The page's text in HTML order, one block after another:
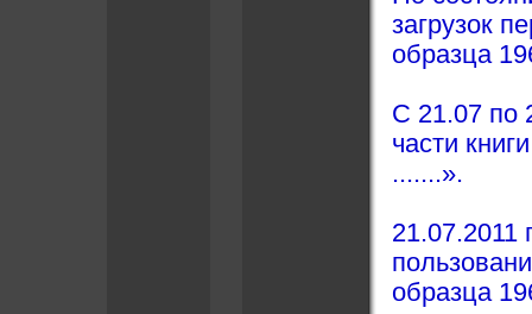
загрузок
образца
С 21.07 по
части
.......».
21.07.2011
образца